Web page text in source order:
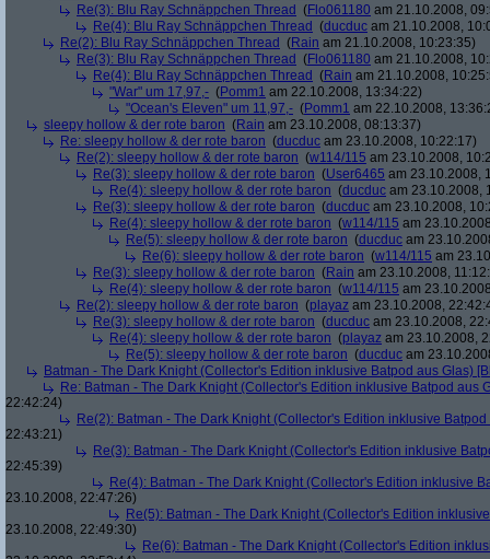
Re(3): Blu Ray Schnäppchen Thread (Flo061180 am 21.10.2008,
Re(4): Blu Ray Schnäppchen Thread (ducduc am 21.10.2008,
Re(2): Blu Ray Schnäppchen Thread (Rain am 21.10.2008, 10:23:35)
Re(3): Blu Ray Schnäppchen Thread (Flo061180 am 21.10.2008,
Re(4): Blu Ray Schnäppchen Thread (Rain am 21.10.2008,
"War" um 17,97,- (Pomm1 am 22.10.2008, 13:34:22)
"Ocean's Eleven" um 11,97,- (Pomm1 am 22.10.2008,
sleepy hollow & der rote baron (Rain am 23.10.2008, 08:13:37)
Re: sleepy hollow & der rote baron (ducduc am 23.10.2008, 10:22:17)
Re(2): sleepy hollow & der rote baron (w114/115 am 23.10.2008,
Re(3): sleepy hollow & der rote baron (User6465 am 23.10.2008,
Re(4): sleepy hollow & der rote baron (ducduc am 23.10.2008,
Re(3): sleepy hollow & der rote baron (ducduc am 23.10.2008,
Re(4): sleepy hollow & der rote baron (w114/115 am
Re(5): sleepy hollow & der rote baron (ducduc am
Re(6): sleepy hollow & der rote baron (w114/115 am
Re(3): sleepy hollow & der rote baron (Rain am 23.10.2008,
Re(4): sleepy hollow & der rote baron (w114/115 am
Re(2): sleepy hollow & der rote baron (playaz am 23.10.2008,
Re(3): sleepy hollow & der rote baron (ducduc am 23.10.2008,
Re(4): sleepy hollow & der rote baron (playaz am 23.10.2008,
Re(5): sleepy hollow & der rote baron (ducduc am
Batman - The Dark Knight (Collector's Edition inklusive Batpod aus Glas)
Re: Batman - The Dark Knight (Collector's Edition inklusive Batpod aus
22:42:24)
Re(2): Batman - The Dark Knight (Collector's Edition inklusive
22:43:21)
Re(3): Batman - The Dark Knight (Collector's Edition inklusive
22:45:39)
Re(4): Batman - The Dark Knight (Collector's Edition inklusive
23.10.2008, 22:47:26)
Re(5): Batman - The Dark Knight (Collector's Edition
23.10.2008, 22:49:30)
Re(6): Batman - The Dark Knight (Collector's Edition